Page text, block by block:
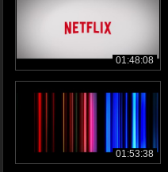
01:48:08
01:53:38